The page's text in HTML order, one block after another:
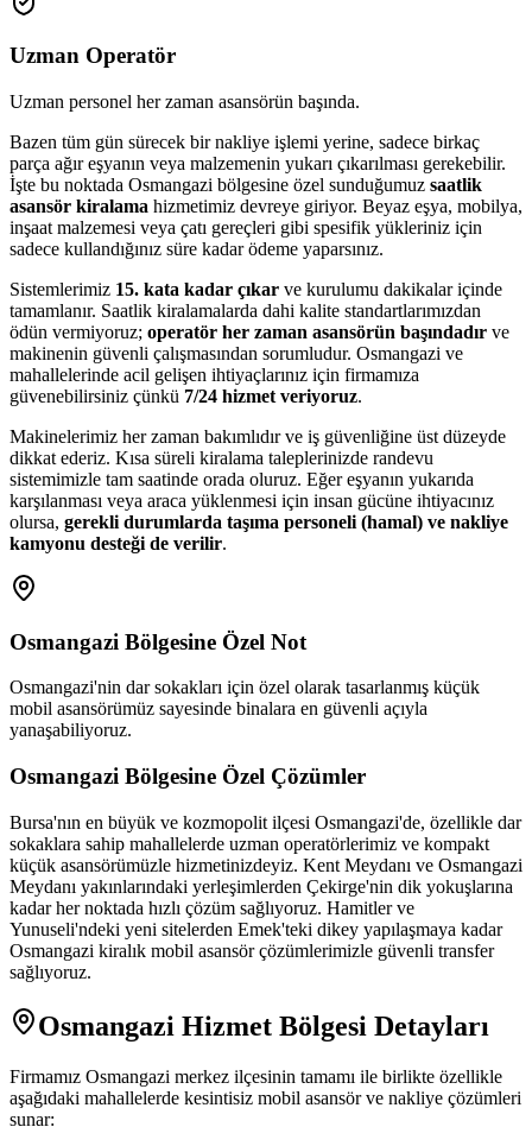
Uzman Operatör
Uzman personel her zaman asansörün başında.
Bazen tüm gün sürecek bir nakliye işlemi yerine, sadece birkaç
parça ağır eşyanın veya malzemenin yukarı çıkarılması gerekebilir.
İşte bu noktada Osmangazi bölgesine özel sunduğumuz saatlik
asansör kiralama hizmetimiz devreye giriyor. Beyaz eşya, mobilya,
inşaat malzemesi veya çatı gereçleri gibi spesifik yükleriniz için
sadece kullandığınız süre kadar ödeme yaparsınız.
Sistemlerimiz 15. kata kadar çıkar ve kurulumu dakikalar içinde
tamamlanır. Saatlik kiralamalarda dahi kalite standartlarımızdan
ödün vermiyoruz; operatör her zaman asansörün başındadır ve
makinenin güvenli çalışmasından sorumludur. Osmangazi ve
mahallelerinde acil gelişen ihtiyaçlarınız için firmamıza
güvenebilirsiniz çünkü 7/24 hizmet veriyoruz.
Makinelerimiz her zaman bakımlıdır ve iş güvenliğine üst düzeyde
dikkat ederiz. Kısa süreli kiralama taleplerinizde randevu
sistemimizle tam saatinde orada oluruz. Eğer eşyanın yukarıda
karşılanması veya araca yüklenmesi için insan gücüne ihtiyacınız
olursa, gerekli durumlarda taşıma personeli (hamal) ve nakliye
kamyonu desteği de verilir.
Osmangazi Bölgesine Özel Not
Osmangazi'nin dar sokakları için özel olarak tasarlanmış küçük
mobil asansörümüz sayesinde binalara en güvenli açıyla
yanaşabiliyoruz.
Osmangazi Bölgesine Özel Çözümler
Bursa'nın en büyük ve kozmopolit ilçesi Osmangazi'de, özellikle dar
sokaklara sahip mahallelerde uzman operatörlerimiz ve kompakt
küçük asansörümüzle hizmetinizdeyiz. Kent Meydanı ve Osmangazi
Meydanı yakınlarındaki yerleşimlerden Çekirge'nin dik yokuşlarına
kadar her noktada hızlı çözüm sağlıyoruz. Hamitler ve
Yunuseli'ndeki yeni sitelerden Emek'teki dikey yapılaşmaya kadar
Osmangazi kiralık mobil asansör çözümlerimizle güvenli transfer
sağlıyoruz.
Osmangazi Hizmet Bölgesi Detayları
Firmamız Osmangazi merkez ilçesinin tamamı ile birlikte özellikle
aşağıdaki mahallelerde kesintisiz mobil asansör ve nakliye çözümleri
sunar: